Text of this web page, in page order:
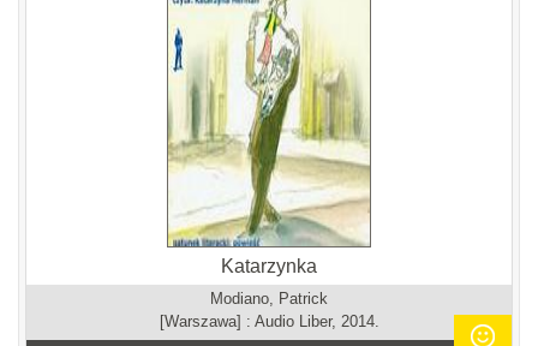
Katarzynka
Modiano, Patrick
[Warszawa] : Audio Liber, 2014.